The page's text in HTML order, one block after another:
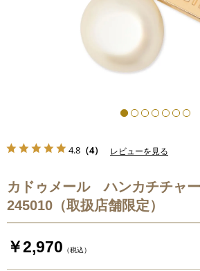
4.8 （4） レビューを見る
カドゥメール ハンカチチャ
245010（取扱店舗限定）
￥2,970 （税込）